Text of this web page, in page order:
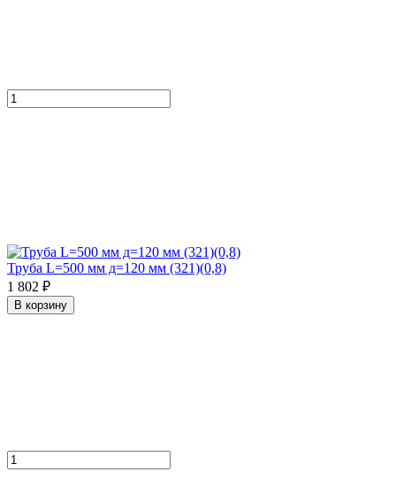
Труба L=500 мм д=120 мм (321)(0,8)
1 802 ₽
В корзину